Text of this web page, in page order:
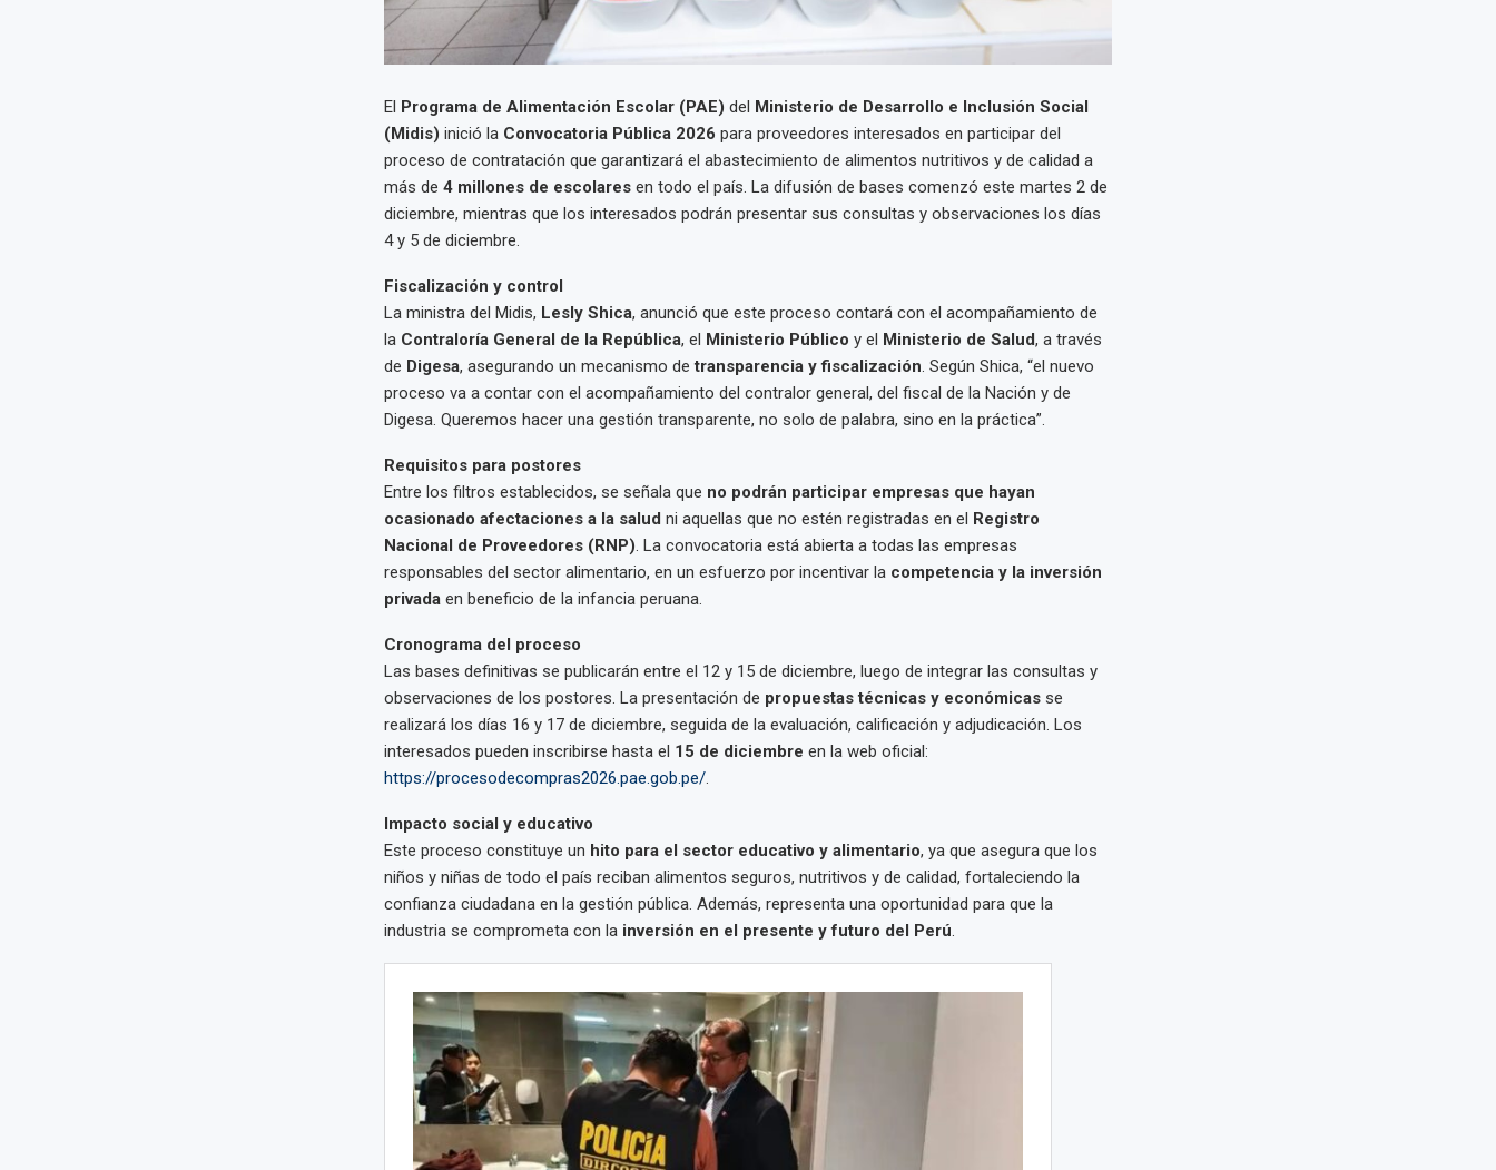
El Programa de Alimentación Escolar (PAE) del
Ministerio de Desarrollo e Inclusión Social
(Midis) inició la Convocatoria Pública 2026 para proveedores interesados en participar del
proceso de contratación que garantizará el abastecimiento de alimentos nutritivos y de calidad a
más de 4 millones de escolaresen todo el país. La difusión de bases comenzó este martes 2 de
diciembre, mientras que los interesados podrán presentar sus consultas y observaciones los días
4 y 5 de diciembre.
Fiscalización y control
La ministra del Midis, Lesly Shica, anunció que este proceso contará con el acompañamiento de
la Contraloría General de la República, el Ministerio Público y el Ministerio de Salud, a través
de Digesa, asegurando un mecanismo detransparencia y fiscalización. Según Shica, “el nuevo
proceso va a contar con el acompañamiento del contralor general, del fiscal de la Nación y de
Digesa. Queremos hacer una gestión transparente, no solo de palabra, sino en la práctica”.
Requisitos para postores
Entre los filtros establecidos, se señala que no podrán participar empresas que hayan
ocasionado afectaciones a la salud ni aquellas que no estén registradas en el
Registro
Nacional de Proveedores (RNP). La convocatoria está abierta a todas las empresas
responsables del sector alimentario, en un esfuerzo por incentivar la competencia y la inversión
privadaen beneficio de la infancia peruana.
Cronograma del proceso
Las bases definitivas se publicarán entre el 12 y 15 de diciembre, luego de integrar las consultas y
observaciones de los postores. La presentación de propuestas técnicas y económicasse
realizará los días 16 y 17 de diciembre, seguida de la evaluación, calificación y adjudicación. Los
interesados pueden inscribirse hasta el 15 de diciembre en la web oficial:
https://procesodecompras2026.pae.gob.pe/.
Impacto social y educativo
Este proceso constituye un hito para el sector educativo y alimentario, ya que asegura que los
niños y niñas de todo el país reciban alimentos seguros, nutritivos y de calidad, fortaleciendo la
confianza ciudadana en la gestión pública. Además, representa una oportunidad para que la
industria se comprometa con la inversión en el presente y futuro del Perú.